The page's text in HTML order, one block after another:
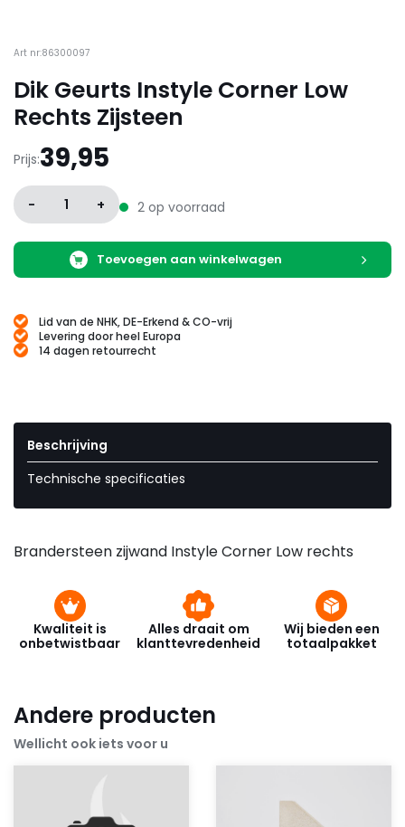
Art nr:86300097
Dik Geurts Instyle Corner Low
Rechts Zijsteen
Prijs:39,95
- 1 + 2 op voorraad
Toevoegen aan winkelwagen
Lid van de NHK, DE-Erkend & CO-vrij
Levering door heel Europa
14 dagen retourrecht
Beschrijving
Technische specificaties
Brandersteen zijwand Instyle Corner Low rechts
Kwaliteit is
onbetwistbaar
Alles draait om
klanttevredenheid
Wij bieden een
totaalpakket
Andere producten
Wellicht ook iets voor u